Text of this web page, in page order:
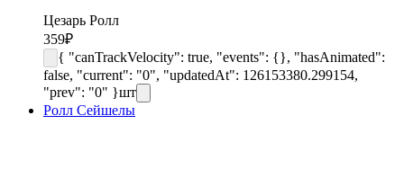
Цезарь Ролл
359₽
{ "canTrackVelocity": true, "events": {}, "hasAnimated":
false, "current": "0", "updatedAt": 126153380.299154,
"prev": "0" }шт
Ролл Сейшелы